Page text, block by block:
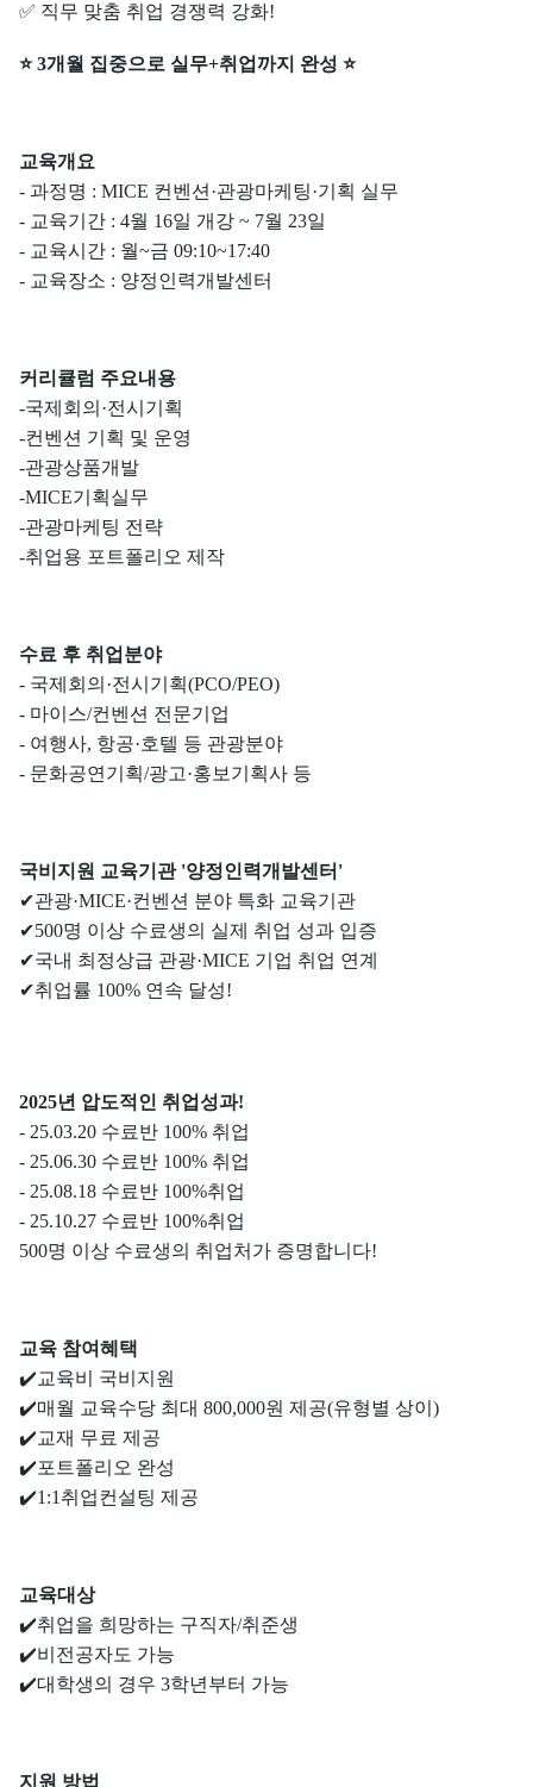
✅ 직무 맞춤 취업 경쟁력 강화!
⭐ 3개월 집중으로 실무+취업까지 완성 ⭐
교육개요
- 과정명 : MICE 컨벤션·관광마케팅·기획 실무
- 교육기간 : 4월 16일 개강 ~ 7월 23일
- 교육시간 : 월~금 09:10~17:40
- 교육장소 : 양정인력개발센터
커리큘럼 주요내용
-국제회의·전시기획
-컨벤션 기획 및 운영
-관광상품개발
-MICE기획실무
-관광마케팅 전략
-취업용 포트폴리오 제작
수료 후 취업분야
- 국제회의·전시기획(PCO/PEO)
- 마이스/컨벤션 전문기업
- 여행사, 항공·호텔 등 관광분야
- 문화공연기획/광고·홍보기획사 등
국비지원 교육기관 '양정인력개발센터'
✔관광·MICE·컨벤션 분야 특화 교육기관
✔500명 이상 수료생의 실제 취업 성과 입증
✔국내 최정상급 관광·MICE 기업 취업 연계
✔취업률 100% 연속 달성!
2025년 압도적인 취업성과!
- 25.03.20 수료반 100% 취업
- 25.06.30 수료반 100% 취업
- 25.08.18 수료반 100%취업
- 25.10.27 수료반 100%취업
500명 이상 수료생의 취업처가 증명합니다!
교육 참여혜택
✔️교육비 국비지원
✔️매월 교육수당 최대 800,000원 제공(유형별 상이)
✔️교재 무료 제공
✔️포트폴리오 완성
✔️1:1취업컨설팅 제공
교육대상
✔️취업을 희망하는 구직자/취준생
✔️비전공자도 가능
✔️대학생의 경우 3학년부터 가능
지원 방법